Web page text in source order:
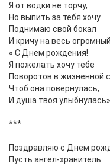
Я от водки не торчу,
Но выпить за тебя хочу.
Поднимаю свой бокал
И кричу на весь
« С Днем рождения!
Я пожелать хочу тебе
Поворотов в жизненной
Чтоб она повернулась,
И душа твоя улыбнулась».
***
Поздравляю с Днем
Пусть ангел-хранитель